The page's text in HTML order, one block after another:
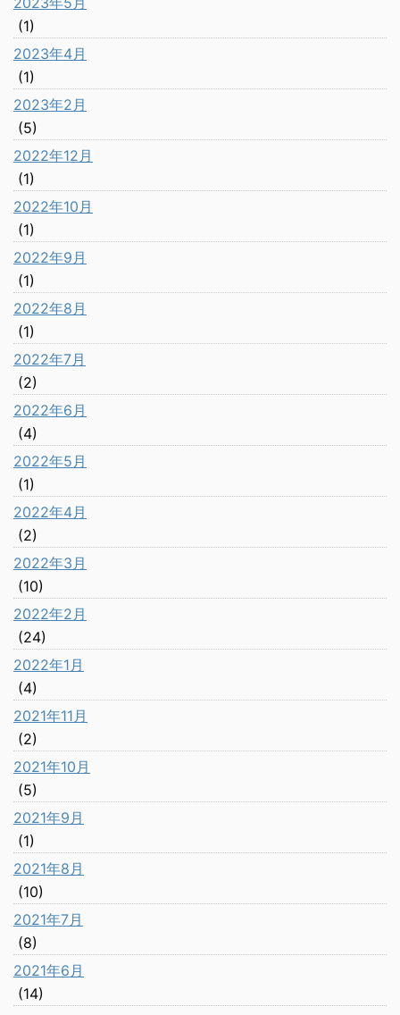
(1)
2023年4月
(1)
2023年2月
(5)
2022年12月
(1)
2022年10月
(1)
2022年9月
(1)
2022年8月
(1)
2022年7月
(2)
2022年6月
(4)
2022年5月
(1)
2022年4月
(2)
2022年3月
(10)
2022年2月
(24)
2022年1月
(4)
2021年11月
(2)
2021年10月
(5)
2021年9月
(1)
2021年8月
(10)
2021年7月
(8)
2021年6月
(14)